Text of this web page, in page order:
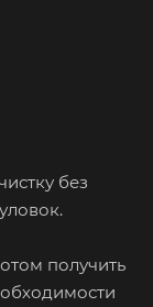
без
получить